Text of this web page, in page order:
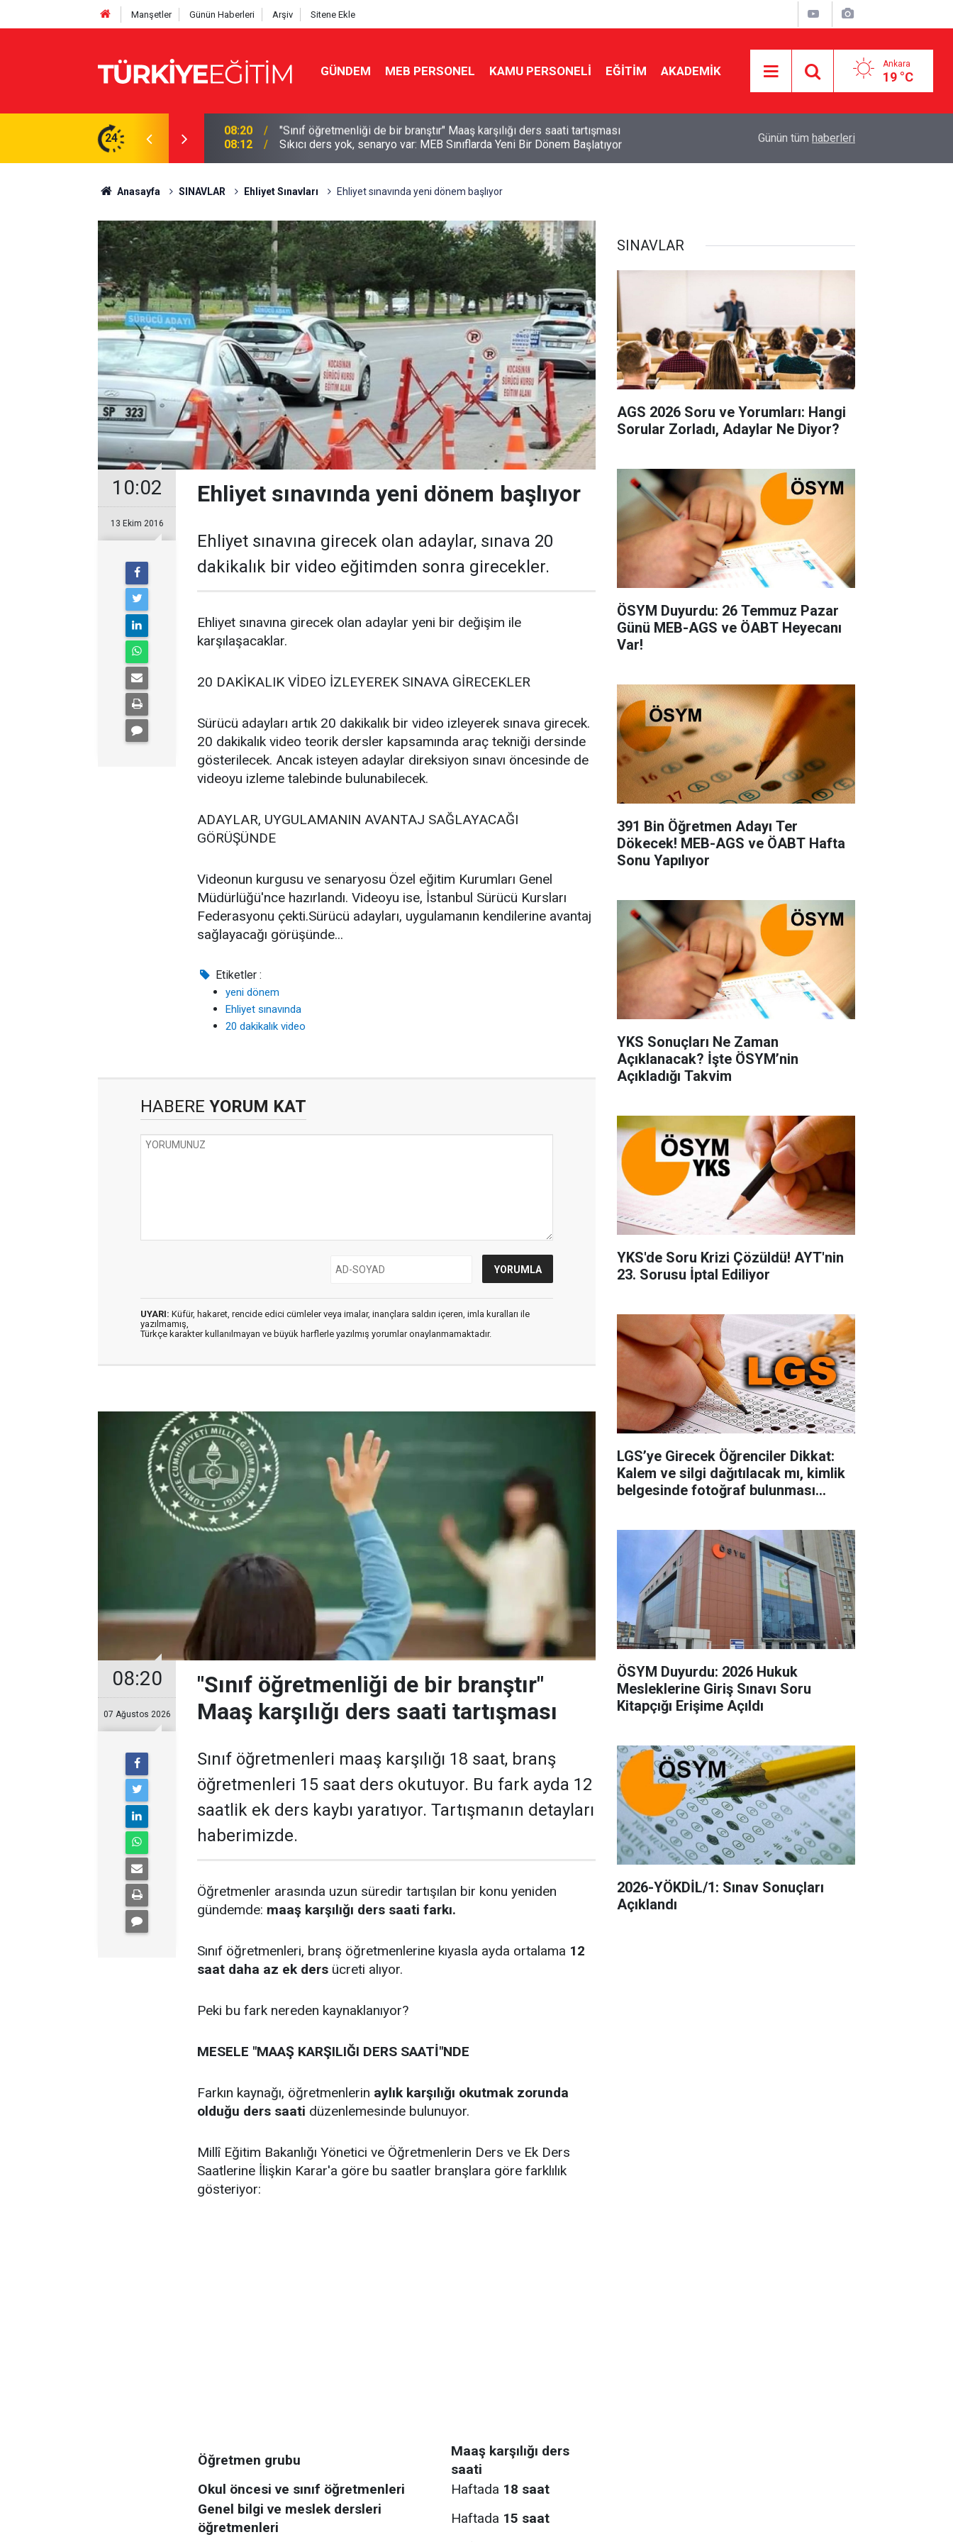
Manşetler Günün Haberleri Arşiv Sitene Ekle
GÜNDEM MEB PERSONEL KAMU PERSONELİ EĞİTİM AKADEMİK Ankara
19 °C
24
Maaş karşılığı ders saati tartışması 08:12 Sıkıcı ders yok, senaryo var: MEB Sınıflarda Yeni Bir Dönem Başlatıyor Öğretmenler Dikkat: Tatildeyken norm fazlası
Günün tüm haberleri
Anasayfa SINAVLAR Ehliyet Sınavları Ehliyet sınavında yeni dönem başlıyor
10:02
13 Ekim 2016
Ehliyet sınavında yeni dönem başlıyor
Ehliyet sınavına girecek olan adaylar, sınava 20
dakikalık bir video eğitimden sonra girecekler.
Ehliyet sınavına girecek olan adaylar yeni bir değişim ile
karşılaşacaklar.
20 DAKİKALIK VİDEO İZLEYEREK SINAVA GİRECEKLER
Sürücü adayları artık 20 dakikalık bir video izleyerek sınava girecek.
20 dakikalık video teorik dersler kapsamında araç tekniği dersinde
gösterilecek. Ancak isteyen adaylar direksiyon sınavı öncesinde de
videoyu izleme talebinde bulunabilecek.
ADAYLAR, UYGULAMANIN AVANTAJ SAĞLAYACAĞI
GÖRÜŞÜNDE
Videonun kurgusu ve senaryosu Özel eğitim Kurumları Genel
Müdürlüğü'nce hazırlandı. Videoyu ise, İstanbul Sürücü Kursları
Federasyonu çekti.Sürücü adayları, uygulamanın kendilerine avantaj
sağlayacağı görüşünde...
Etiketler :
yeni dönem
Ehliyet sınavında
20 dakikalık video
HABERE YORUM KAT
UYARI: Küfür, hakaret, rencide edici cümleler veya imalar, inançlara saldırı içeren, imla kuralları ile
yazılmamış,
Türkçe karakter kullanılmayan ve büyük harflerle yazılmış yorumlar onaylanmamaktadır.
08:20
07 Ağustos 2026
"Sınıf öğretmenliği de bir branştır"
Maaş karşılığı ders saati tartışması
Sınıf öğretmenleri maaş karşılığı 18 saat, branş
öğretmenleri 15 saat ders okutuyor. Bu fark ayda 12
saatlik ek ders kaybı yaratıyor. Tartışmanın detayları
haberimizde.
Öğretmenler arasında uzun süredir tartışılan bir konu yeniden
gündemde: maaş karşılığı ders saati farkı.
Sınıf öğretmenleri, branş öğretmenlerine kıyasla ayda ortalama 12
saat daha az ek ders ücreti alıyor.
Peki bu fark nereden kaynaklanıyor?
MESELE "MAAŞ KARŞILIĞI DERS SAATİ"NDE
Farkın kaynağı, öğretmenlerin aylık karşılığı okutmak zorunda
olduğu ders saati düzenlemesinde bulunuyor.
Millî Eğitim Bakanlığı Yönetici ve Öğretmenlerin Ders ve Ek Ders
Saatlerine İlişkin Karar'a göre bu saatler branşlara göre farklılık
gösteriyor:
Öğretmen grubu
Maaş karşılığı ders
saati
Okul öncesi ve sınıf öğretmenleri
Haftada 18 saat
Genel bilgi ve meslek dersleri
öğretmenleri
Haftada 15 saat
SINAVLAR
AGS 2026 Soru ve Yorumları: Hangi
Sorular Zorladı, Adaylar Ne Diyor?
ÖSYM Duyurdu: 26 Temmuz Pazar
Günü MEB-AGS ve ÖABT Heyecanı
Var!
391 Bin Öğretmen Adayı Ter
Dökecek! MEB-AGS ve ÖABT Hafta
Sonu Yapılıyor
YKS Sonuçları Ne Zaman
Açıklanacak? İşte ÖSYM’nin
Açıkladığı Takvim
YKS'de Soru Krizi Çözüldü! AYT'nin
23. Sorusu İptal Ediliyor
LGS’ye Girecek Öğrenciler Dikkat:
Kalem ve silgi dağıtılacak mı, kimlik
belgesinde fotoğraf bulunması
ÖSYM Duyurdu: 2026 Hukuk
Mesleklerine Giriş Sınavı Soru
Kitapçığı Erişime Açıldı
2026-YÖKDİL/1: Sınav Sonuçları
Açıklandı